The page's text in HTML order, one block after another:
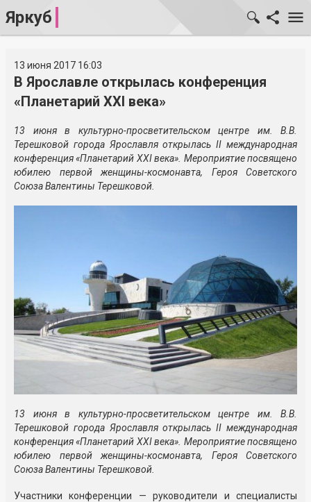
Яркуб
13 июня 2017 16:03
В Ярославле открылась конференция
«Планетарий XXI века»
13 июня в культурно-просветительском центре им. В.В.
Терешковой города Ярославля открылась II международная
конференция «Планетарий XXI века». Мероприятие посвящено
юбилею первой женщины-космонавта, Героя Советского
Союза Валентины Терешковой.
13 июня в культурно-просветительском центре им. В.В.
Терешковой города Ярославля открылась II международная
конференция «Планетарий XXI века». Мероприятие посвящено
юбилею первой женщины-космонавта, Героя Советского
Союза Валентины Терешковой.
Участники конференции — руководители и специалисты